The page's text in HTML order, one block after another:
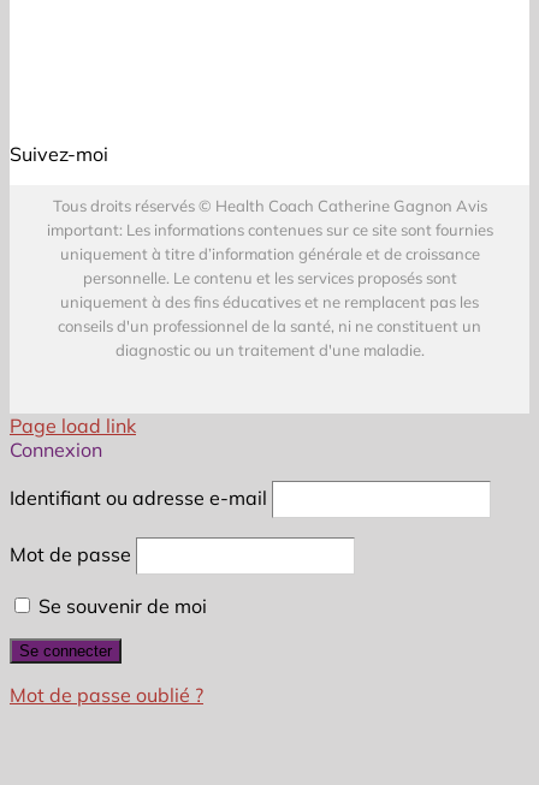
Suivez-moi
Tous droits réservés © Health Coach Catherine Gagnon Avis
important: Les informations contenues sur ce site sont fournies
uniquement à titre d’information générale et de croissance
personnelle. Le contenu et les services proposés sont
uniquement à des fins éducatives et ne remplacent pas les
conseils d'un professionnel de la santé, ni ne constituent un
diagnostic ou un traitement d'une maladie.
Page load link
Connexion
Identifiant ou adresse e-mail
Mot de passe
Se souvenir de moi
Mot de passe oublié ?